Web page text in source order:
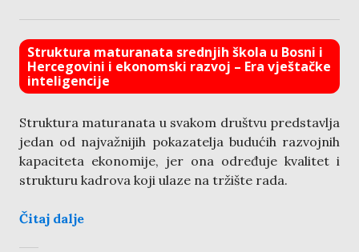
Struktura maturanata srednjih škola u Bosni i
Hercegovini i ekonomski razvoj – Era vještačke
inteligencije
Struktura maturanata u svakom društvu predstavlja
jedan od najvažnijih pokazatelja budućih razvojnih
kapaciteta ekonomije, jer ona određuje kvalitet i
strukturu kadrova koji ulaze na tržište rada.
Čitaj dalje